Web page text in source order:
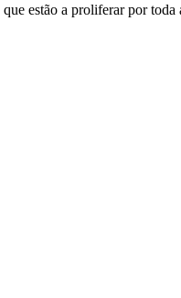
estão a proliferar por